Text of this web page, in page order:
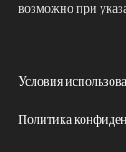
возможно при
Условия
Политика